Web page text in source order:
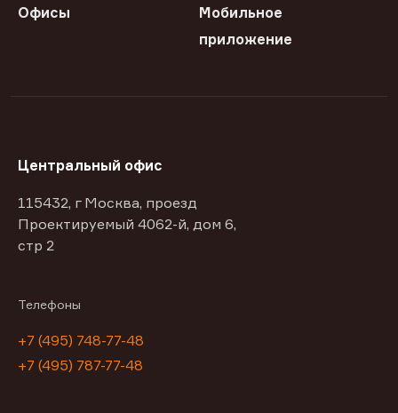
Офисы
Мобильное
приложение
Центральный офис
115432, г Москва, проезд
Проектируемый 4062-й, дом 6,
стр 2
Телефоны
+7 (495) 748-77-48
+7 (495) 787-77-48